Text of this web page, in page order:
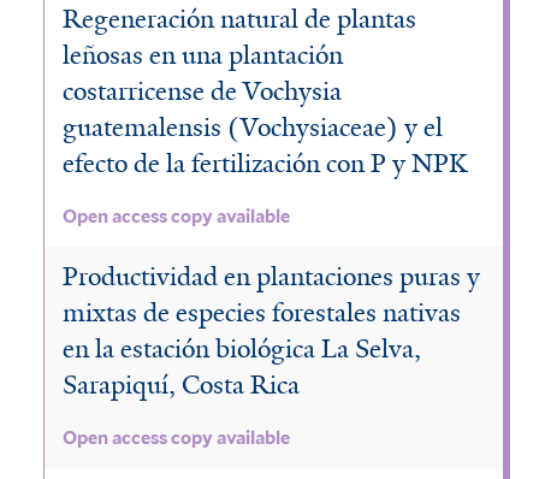
Regeneración natural de plantas
leñosas en una plantación
costarricense de Vochysia
guatemalensis (Vochysiaceae) y el
efecto de la fertilización con P y NPK
Open access copy available
Productividad en plantaciones puras y
mixtas de especies forestales nativas
en la estación biológica La Selva,
Sarapiquí, Costa Rica
Open access copy available